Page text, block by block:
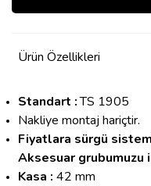
Ürün Özellikleri
Standart :TS 1905
Nakliye montaj hariçtir.
Fiyatlara sürgü
Aksesuar grubumuzu
Kasa : 42 mm